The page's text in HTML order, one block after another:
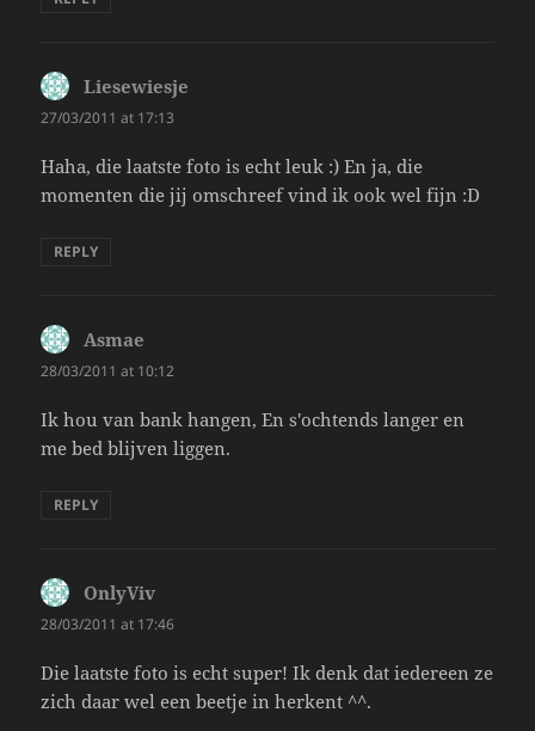
Liesewiesje
27/03/2011 at 17:13
Haha, die laatste foto is echt leuk :) En ja, die
momenten die jij omschreef vind ik ook wel fijn :D
REPLY
Asmae
28/03/2011 at 10:12
Ik hou van bank hangen, En s'ochtends langer en
me bed blijven liggen.
REPLY
OnlyViv
28/03/2011 at 17:46
Die laatste foto is echt super! Ik denk dat iedereen ze
zich daar wel een beetje in herkent ^^.